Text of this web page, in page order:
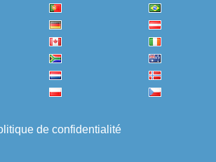
de confidentialité